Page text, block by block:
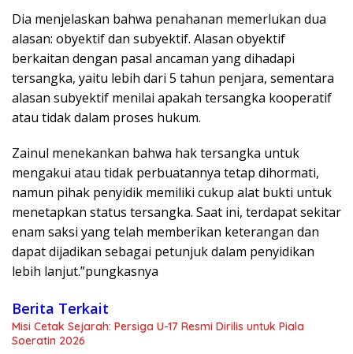
Dia menjelaskan bahwa penahanan memerlukan dua
alasan: obyektif dan subyektif. Alasan obyektif
berkaitan dengan pasal ancaman yang dihadapi
tersangka, yaitu lebih dari 5 tahun penjara, sementara
alasan subyektif menilai apakah tersangka kooperatif
atau tidak dalam proses hukum.
Zainul menekankan bahwa hak tersangka untuk
mengakui atau tidak perbuatannya tetap dihormati,
namun pihak penyidik memiliki cukup alat bukti untuk
menetapkan status tersangka. Saat ini, terdapat sekitar
enam saksi yang telah memberikan keterangan dan
dapat dijadikan sebagai petunjuk dalam penyidikan
lebih lanjut.”pungkasnya
Berita Terkait
Misi Cetak Sejarah: Persiga U-17 Resmi Dirilis untuk Piala
Soeratin 2026